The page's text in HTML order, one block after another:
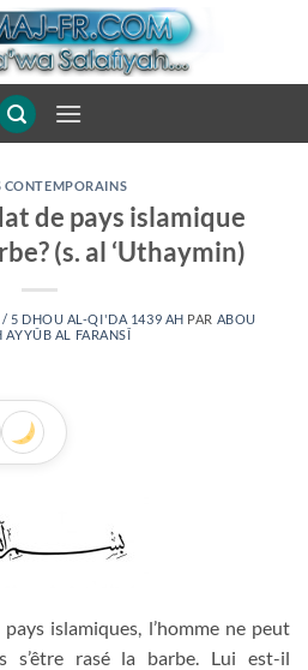
CONTEMPORAINS
de pays islamique
(s. al ‘Uthaymin)
/ 5 DHOU AL-QI'DA 1439 AH PAR ABOU
AYYÛB AL FARANSÎ
islamiques, l’homme ne peut
s’être rasé la barbe. Lui est-il